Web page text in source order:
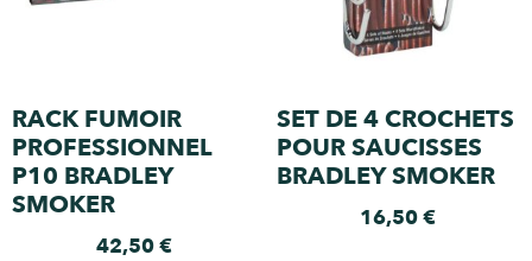
RACK FUMOIR
PROFESSIONNEL
P10 BRADLEY
SMOKER
42,50€
SET DE 4 CROCHETS
POUR SAUCISSES
BRADLEY SMOKER
16,50€